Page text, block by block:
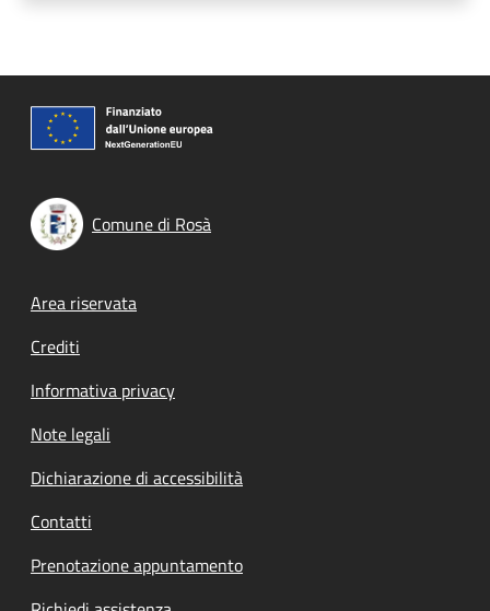
Comune di Rosà
Footer menu
Area riservata
Crediti
Informativa privacy
Note legali
Dichiarazione di accessibilità
Contatti
Prenotazione appuntamento